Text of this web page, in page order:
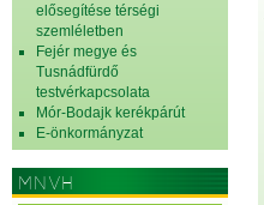
elősegítése térségi
szemléletben
Fejér megye és
Tusnádfürdő
testvérkapcsolata
Mór-Bodajk kerékpárút
E-önkormányzat
MNVH